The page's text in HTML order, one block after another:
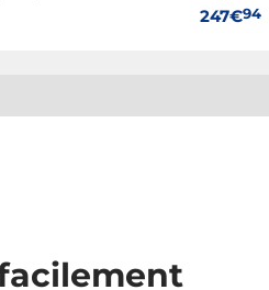
247€94